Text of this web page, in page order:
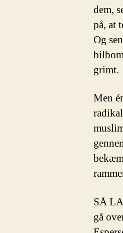
dem,
på, at
Og
grimt.
Men
SÅ
gå